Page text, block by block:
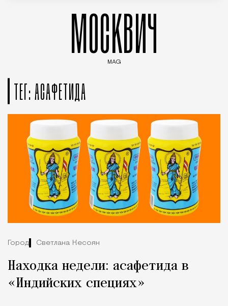
МОСКВИЧ
MAG
ТЕГ: АСАФЕТИДА
Город Светлана Кесоян
Находка недели: асафетида в
«Индийских специях»